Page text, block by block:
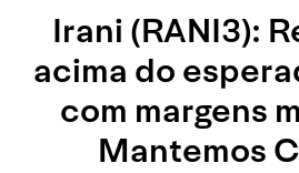
Irani (RANI3):
acima do
com margens
Mantemos